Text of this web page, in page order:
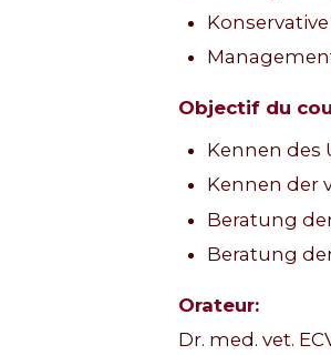
Objectif du
Kennen des
Kennen der
Beratung
Beratung
Orateur:
Dr. med. vet.